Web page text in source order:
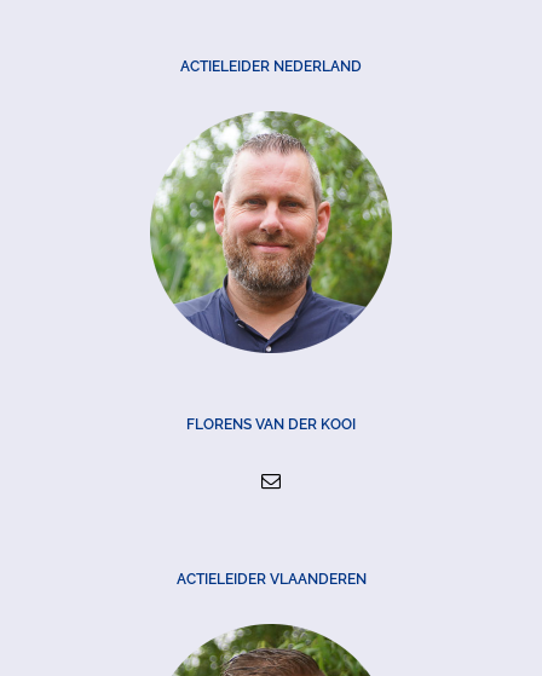
ACTIELEIDER NEDERLAND
FLORENS VAN DER KOOI
ACTIELEIDER VLAANDEREN